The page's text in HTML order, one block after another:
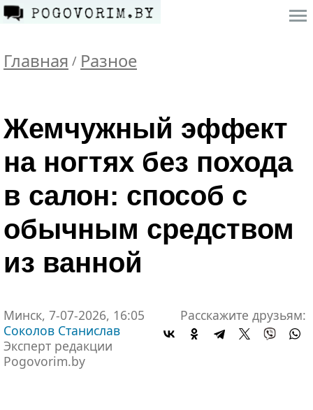
Главная / Разное
Жемчужный эффект
на ногтях без похода
в салон: способ с
обычным средством
из ванной
Минск, 7-07-2026, 16:05
Соколов Станислав
Эксперт редакции
Pogovorim.by
Расскажите друзьям: